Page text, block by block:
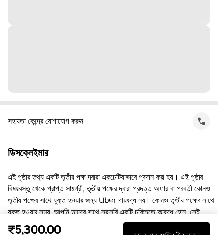
সহায়তা কেন্দ্রে যোগাযোগ করুন
ডিসক্লেইমার
এই পৃষ্ঠার তথ্য একটি তৃতীয় পক্ষ দ্বারা একচেটিয়াভাবে প্রদান করা হয়। এই পৃষ্ঠার
বিষয়বস্তু থেকে প্রাপ্ত সামগ্রী, তৃতীয় পক্ষের দ্বারা প্রদত্ত অফার বা পরবর্তী কোনও
তৃতীয় পক্ষের সাথে যুক্ত হওয়ার জন্য Uber দায়বদ্ধ নয়। কোনও তৃতীয় পক্ষের সাথে
যুক্ত হওয়ার সময়, আপনি তাদের সাথে সরাসরি একটি চুক্তিতে আবদ্ধ হোন, সেই
চুক্তিতে Uber কোনো পক্ষ নয়। প্রশ্নের জন্য, অনুগ্রহ করে সরাসরি তৃতীয় পক্ষের
₹5,300.00